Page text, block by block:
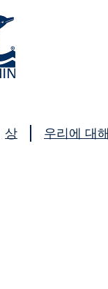
상 우리에 대해